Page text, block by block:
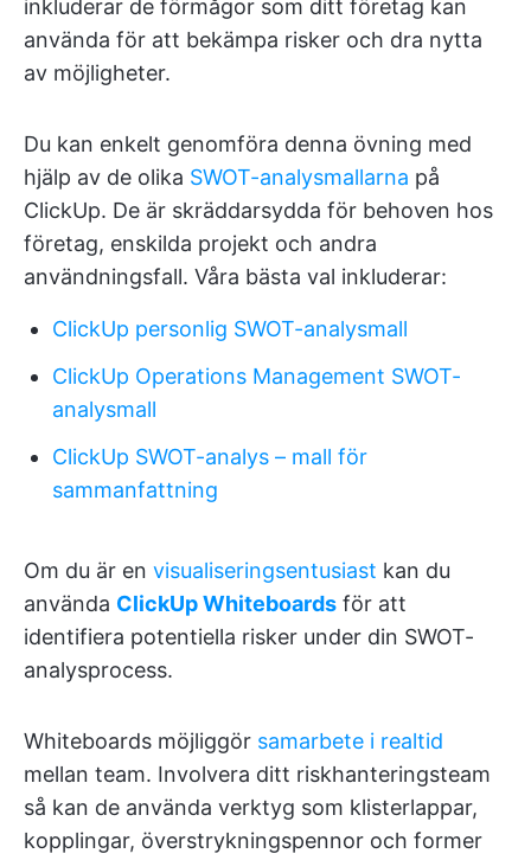
inkluderar de förmågor som ditt företag kan
använda för att bekämpa risker och dra nytta
av möjligheter.
Du kan enkelt genomföra denna övning med
hjälp av de olika SWOT-analysmallarna på
ClickUp. De är skräddarsydda för behoven hos
företag, enskilda projekt och andra
användningsfall. Våra bästa val inkluderar:
ClickUp personlig SWOT-analysmall
ClickUp Operations Management SWOT-
analysmall
ClickUp SWOT-analys – mall för
sammanfattning
Om du är en visualiseringsentusiast kan du
använda ClickUp Whiteboards för att
identifiera potentiella risker under din SWOT-
analysprocess.
Whiteboards möjliggör samarbete i realtid
mellan team. Involvera ditt riskhanteringsteam
så kan de använda verktyg som klisterlappar,
kopplingar, överstrykningspennor och former